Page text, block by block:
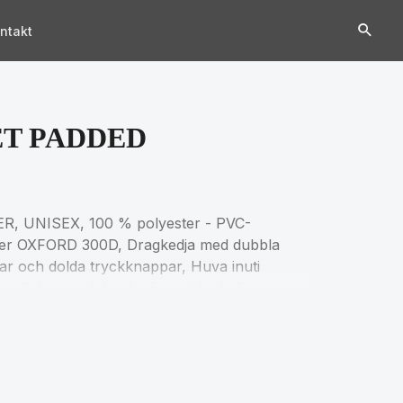
PADDED
UNISEX, 100 % polyester - PVC-
OXFORD 300D, Dragkedja med dubbla
och dolda tryckknappar, Huva inuti
storlekar, se storlekstabellen i avsnittet om